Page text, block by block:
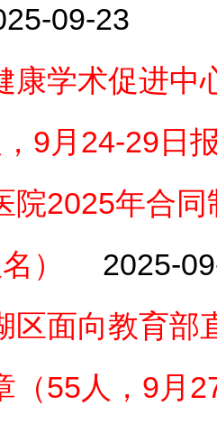
09-23
康学术促进中
9月24-29日
院2025年合
）
2025-
区面向教育部
（55人，9月